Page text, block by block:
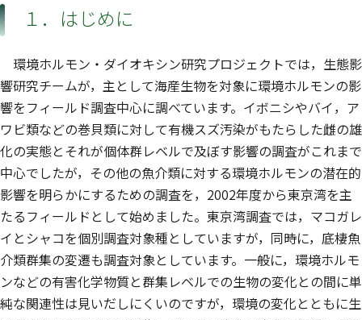
１．はじめに
環境ホルモン・ダイオキシン研究プロジェクトでは，生態影
響研究チームが，主として海産生物を対象に環境ホルモンの影
響をフィールド調査中心に調べています。イボニシやバイ，ア
ワビ類などの巻貝類に対して有機スズ汚染がもたらした雌の雄
化の実態とそれが個体群レベルで及ぼす影響の調査がこれまで
中心でしたが，その他の魚介類に対する環境ホルモンの潜在的
影響を明らかにするための調査を，2002年度から東京湾を主
たるフィールドとして始めました。東京湾調査では，マコガレ
イとシャコを個別調査対象種としていますが，同時に，底棲魚
介類群集の変遷も調査対象としています。一般に，環境ホルモ
ンなどの有害化学物質と群集レベルでの生物の変化との間に単
純な関連性は見いだしにくいのですが，環境の変化とともに生